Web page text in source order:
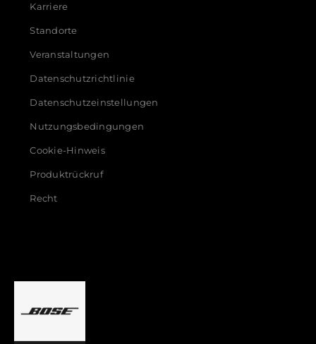
Karriere
Standorte
Veranstaltungen
Datenschutzrichtlinie
Datenschutzeinstellungen
Nutzungsbedingungen
Cookie-Hinweis
Produktrückruf
Recht